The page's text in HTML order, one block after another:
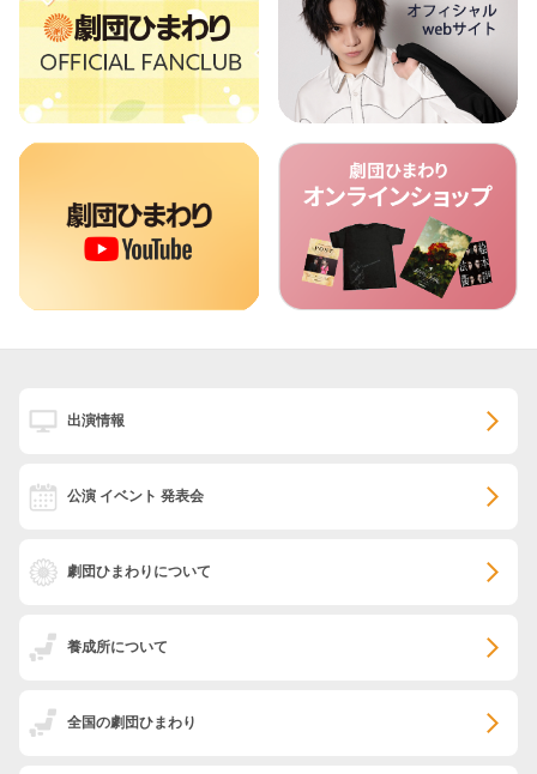
出演情報
公演 イベント 発表会
劇団ひまわりについて
養成所について
全国の劇団ひまわり